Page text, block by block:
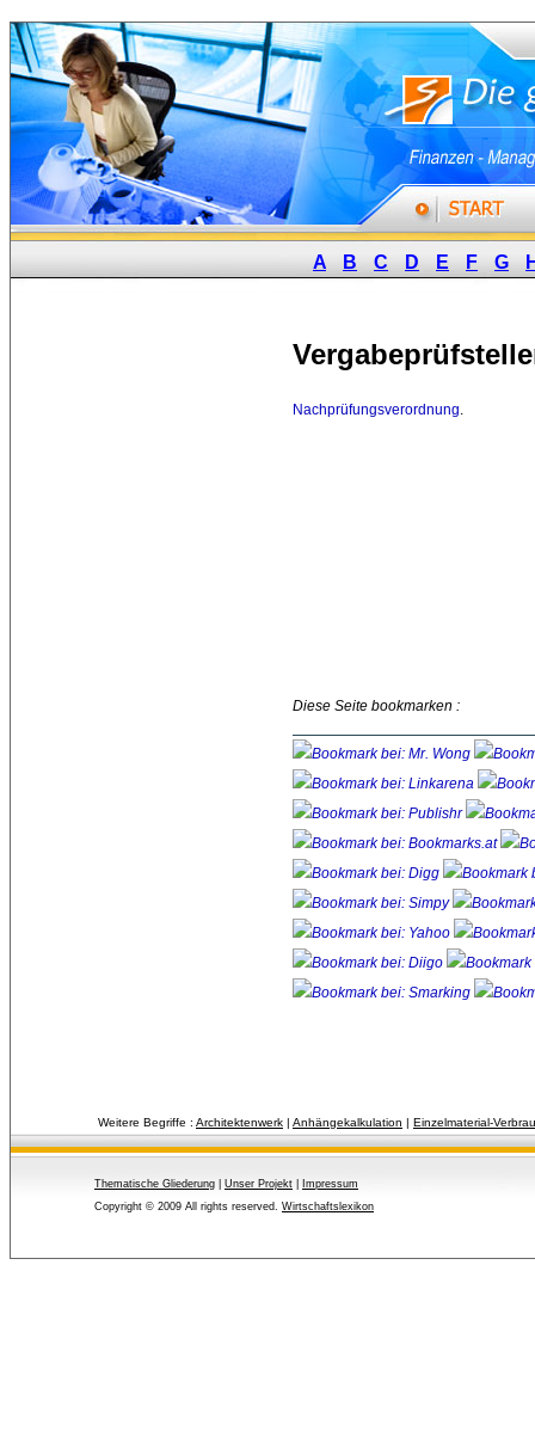
A B C D E F G
Nachprüfungsverordnung.
Diese Seite bookmarken :
Weitere Begriffe : Architektenwerk | Anhängekalkulation | Einzelmaterial-
Thematische Gliederung Unser Projekt
Impressum
Copyright © 2009 All rights reserved. Wirtschaftslexikon